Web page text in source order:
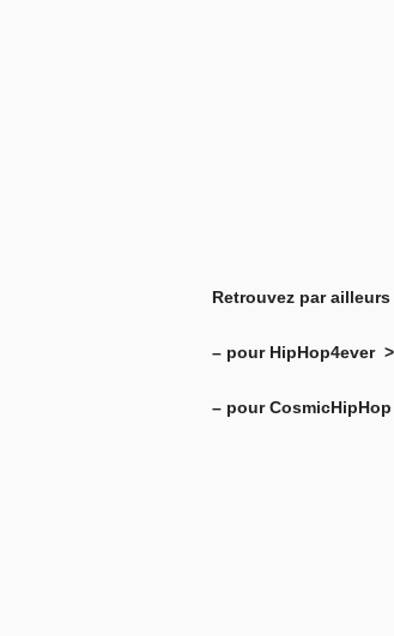
Retrouvez par
– pour HipHop4ever
– pour CosmicHipHop